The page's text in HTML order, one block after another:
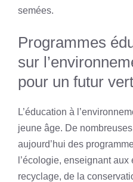
semées.
Programmes
sur
pour un futur vert
L’éducation à
jeune âge. De
aujourd’hui des
l’écologie, enseignant
recyclage, de la